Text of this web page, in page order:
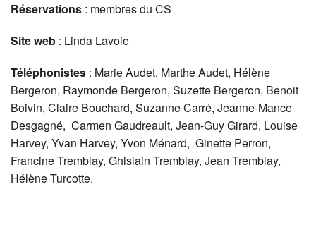
Réservations : membres du CS
Site web : Linda Lavoie
Téléphonistes : Marie Audet, Marthe Audet, Hélène
Bergeron, Raymonde Bergeron, Suzette Bergeron, Benoit
Boivin, Claire Bouchard, Suzanne Carré, Jeanne-Mance
Desgagné, Carmen Gaudreault, Jean-Guy Girard, Louise
Harvey, Yvan Harvey, Yvon Ménard, Ginette Perron,
Francine Tremblay, Ghislain Tremblay, Jean Tremblay,
Hélène Turcotte.